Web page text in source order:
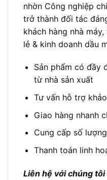
nhờn Công nghiệp
trở thành đối tác
khách hàng nhà
lẻ & kinh doanh dầu
Sản phẩm có đầy
từ nhà sản xuất
Tư vấn hỗ trợ
Giao hàng nhanh
Cung cấp số
Thanh toán linh
Liên hệ với chúng